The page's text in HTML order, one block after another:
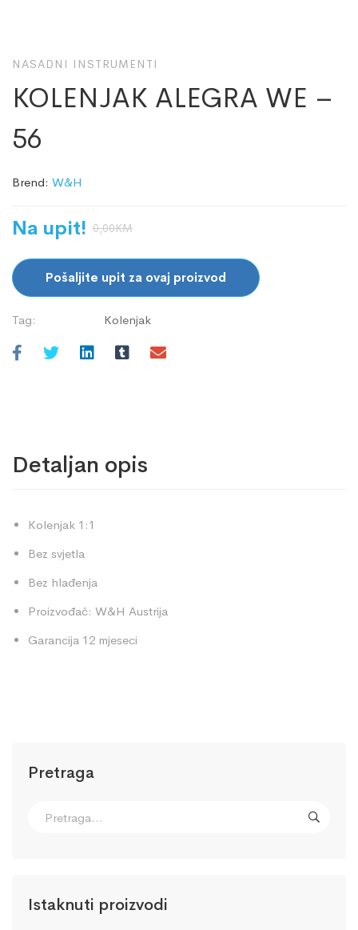
Pretraga
Istaknuti proizvodi
NASADNI INSTRUMENTI
KOLENJAK ALEGRA WE –
56
Brend: W&H
Na upit! 0,00KM
Pošaljite upit za ovaj proizvod
Tag: Kolenjak
Detaljan opis
Kolenjak 1:1
Bez svjetla
Bez hlađenja
Proizvođač: W&H Austrija
Garancija 12 mjeseci